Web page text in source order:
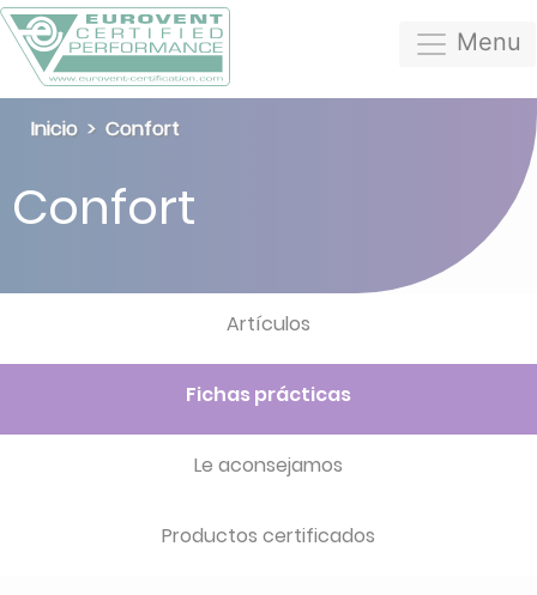
Menu
Inicio Confort
Confort
Artículos
Fichas prácticas
Le aconsejamos
Productos certificados